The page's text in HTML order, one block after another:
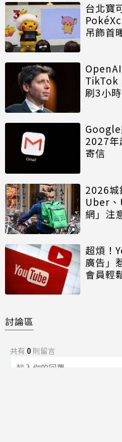
台北寶
吊飾首
TikTok
刷3小
Google
2027年
寄信
2026城
Uber
網」注
超煩！
廣告」
會員輕
討論區
共有 0則留言